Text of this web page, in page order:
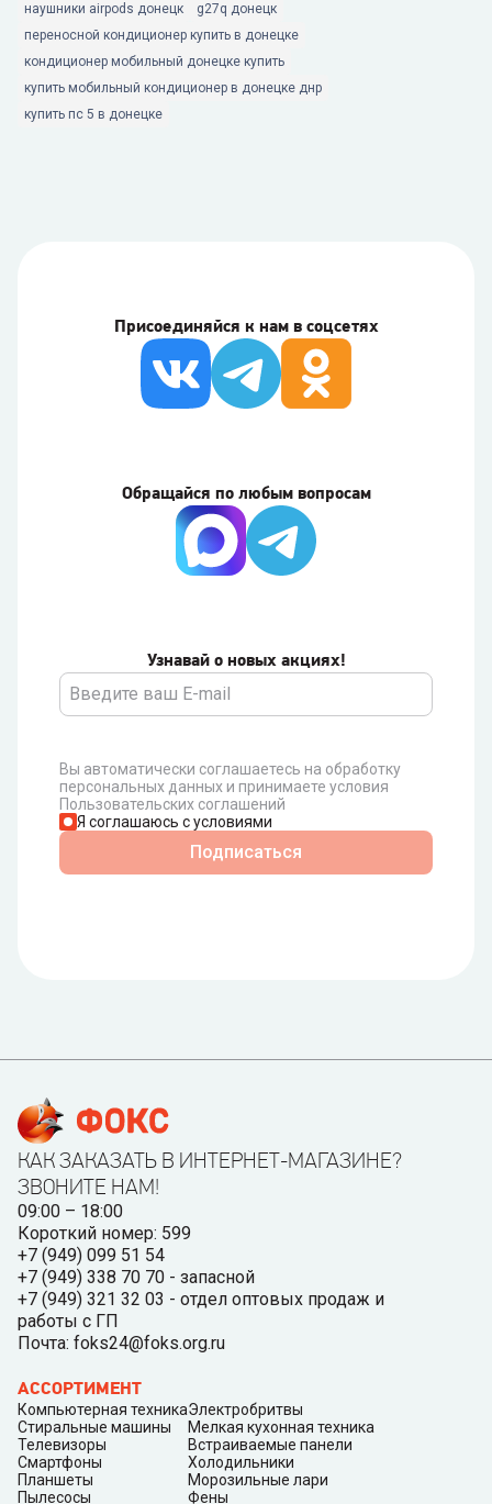
наушники airpods донецк
g27q донецк
переносной кондиционер купить в донецке
кондиционер мобильный донецке купить
купить мобильный кондиционер в донецке днр
купить пс 5 в донецке
Присоединяйся к нам в соцсетях
Узнавай о новых акциях!
Вы автоматически соглашаетесь на обработку
персональных данных и принимаете условия
Пользовательских соглашений
Я соглашаюсь с условиями
Подписаться
Обращайся по любым вопросам
КАК ЗАКАЗАТЬ В ИНТЕРНЕТ-МАГАЗИНЕ?
ЗВОНИТЕ НАМ!
09:00 – 18:00
Короткий номер: 599
+7 (949) 099 51 54
+7 (949) 338 70 70 - запасной
+7 (949) 321 32 03 - отдел оптовых продаж и
работы с ГП
Почта: foks24@foks.org.ru
АССОРТИМЕНТ
Компьютерная техника
Стиральные машины
Телевизоры
Смартфоны
Планшеты
Пылесосы
Электробритвы
Мелкая кухонная техника
Встраиваемые панели
Холодильники
Морозильные лари
Фены